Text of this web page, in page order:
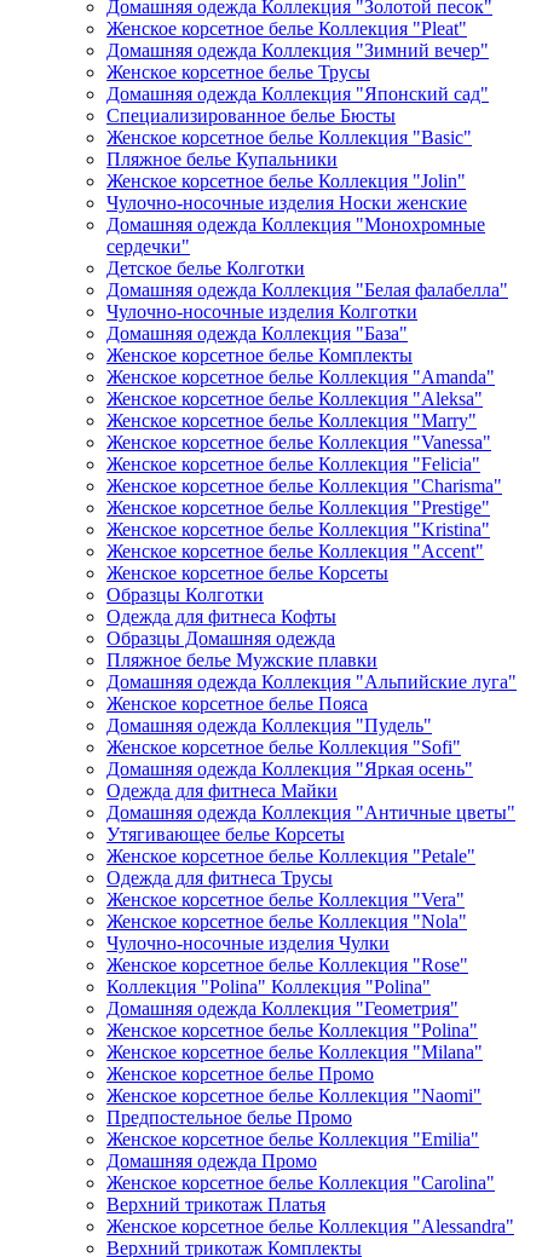
Домашняя одежда Коллекция "Золотой песок"
Женское корсетное белье Коллекция "Pleat"
Домашняя одежда Коллекция "Зимний вечер"
Женское корсетное белье Трусы
Домашняя одежда Коллекция "Японский сад"
Специализированное белье Бюсты
Женское корсетное белье Коллекция "Basic"
Пляжное белье Купальники
Женское корсетное белье Коллекция "Jolin"
Чулочно-носочные изделия Носки женские
Домашняя одежда Коллекция "Монохромные
сердечки"
Детское белье Колготки
Домашняя одежда Коллекция "Белая фалабелла"
Чулочно-носочные изделия Колготки
Домашняя одежда Коллекция "База"
Женское корсетное белье Комплекты
Женское корсетное белье Коллекция "Amanda"
Женское корсетное белье Коллекция "Aleksa"
Женское корсетное белье Коллекция "Marry"
Женское корсетное белье Коллекция "Vanessa"
Женское корсетное белье Коллекция "Felicia"
Женское корсетное белье Коллекция "Charisma"
Женское корсетное белье Коллекция "Prestige"
Женское корсетное белье Коллекция "Kristina"
Женское корсетное белье Коллекция "Accent"
Женское корсетное белье Корсеты
Образцы Колготки
Одежда для фитнеса Кофты
Образцы Домашняя одежда
Пляжное белье Мужские плавки
Домашняя одежда Коллекция "Альпийские луга"
Женское корсетное белье Пояса
Домашняя одежда Коллекция "Пудель"
Женское корсетное белье Коллекция "Sofi"
Домашняя одежда Коллекция "Яркая осень"
Одежда для фитнеса Майки
Домашняя одежда Коллекция "Античные цветы"
Утягивающее белье Корсеты
Женское корсетное белье Коллекция "Petale"
Одежда для фитнеса Трусы
Женское корсетное белье Коллекция "Vera"
Женское корсетное белье Коллекция "Nola"
Чулочно-носочные изделия Чулки
Женское корсетное белье Коллекция "Rose"
Коллекция "Polina" Коллекция "Polina"
Домашняя одежда Коллекция "Геометрия"
Женское корсетное белье Коллекция "Polina"
Женское корсетное белье Коллекция "Milana"
Женское корсетное белье Промо
Женское корсетное белье Коллекция "Naomi"
Предпостельное белье Промо
Женское корсетное белье Коллекция "Emilia"
Домашняя одежда Промо
Женское корсетное белье Коллекция "Carolina"
Верхний трикотаж Платья
Женское корсетное белье Коллекция "Alessandra"
Верхний трикотаж Комплекты